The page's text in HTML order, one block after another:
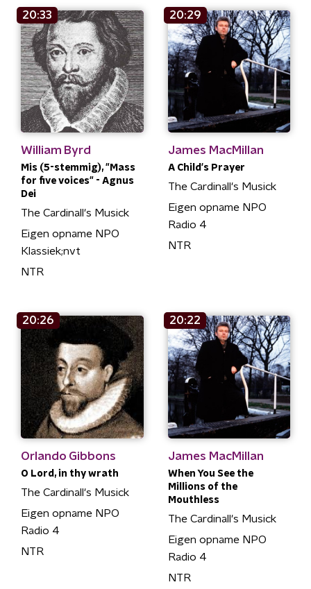
20:33
William Byrd
Mis (5-stemmig), "Mass
for five voices" - Agnus
Dei
The Cardinall's Musick
Eigen opname NPO
Klassiek;nvt
NTR
20:29
James MacMillan
A Child's Prayer
The Cardinall's Musick
Eigen opname NPO
Radio 4
NTR
20:26
Orlando Gibbons
O Lord, in thy wrath
The Cardinall's Musick
Eigen opname NPO
Radio 4
NTR
20:22
James MacMillan
When You See the
Millions of the
Mouthless
The Cardinall's Musick
Eigen opname NPO
Radio 4
NTR